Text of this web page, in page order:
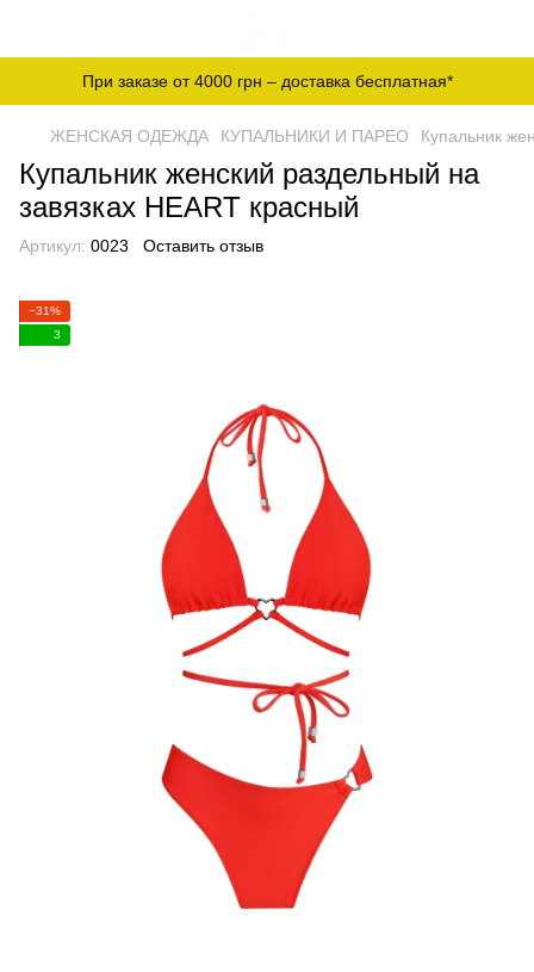
При заказе от 4000 грн – доставка бесплатная*
ЖЕНСКАЯ ОДЕЖДА КУПАЛЬНИКИ И ПАРЕО Купальник
Купальник женский раздельный на
завязках HEART красный
Артикул: 0023 Оставить отзыв
−31%
3